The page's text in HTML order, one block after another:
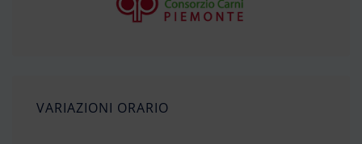
VARIAZIONI ORARIO